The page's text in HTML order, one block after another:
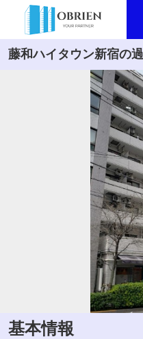
藤和ハイタウン新宿の
基本情報